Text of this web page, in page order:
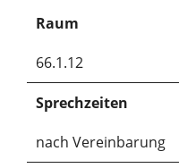
Raum
66.1.12
Sprechzeiten
nach Vereinbarung